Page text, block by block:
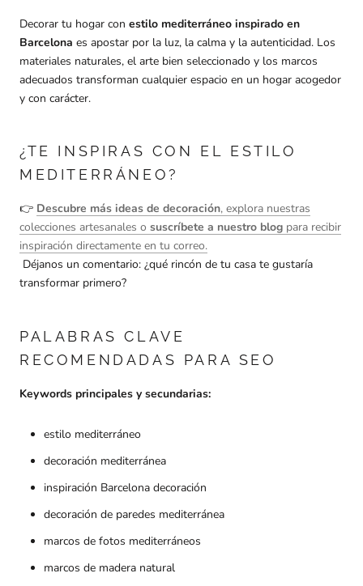
Decorar tu hogar con estilo mediterráneo inspirado en
Barcelona es apostar por la luz, la calma y la autenticidad. Los
materiales naturales, el arte bien seleccionado y los marcos
adecuados transforman cualquier espacio en un hogar acogedor
y con carácter.
¿TE INSPIRAS CON EL ESTILO
MEDITERRÁNEO?
👉 Descubre más ideas de decoración, explora nuestras
colecciones artesanales o suscríbete a nuestro blog para recibir
inspiración directamente en tu correo.
Déjanos un comentario: ¿qué rincón de tu casa te gustaría
transformar primero?
PALABRAS CLAVE
RECOMENDADAS PARA SEO
Keywords principales y secundarias:
estilo mediterráneo
decoración mediterránea
inspiración Barcelona decoración
decoración de paredes mediterránea
marcos de fotos mediterráneos
marcos de madera natural